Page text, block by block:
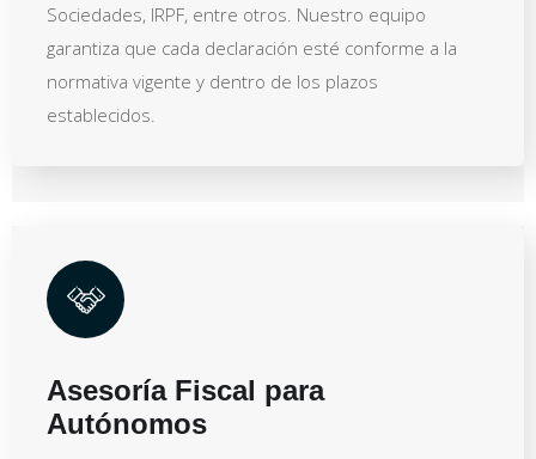
Sociedades, IRPF, entre otros. Nuestro equipo
garantiza que cada declaración esté conforme a la
normativa vigente y dentro de los plazos
establecidos.
Asesoría Fiscal para
Autónomos